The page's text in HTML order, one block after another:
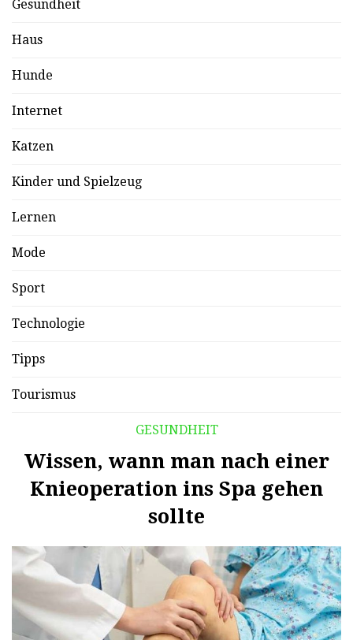
GESUNDHEIT
Wissen, wann man nach einer
Knieoperation ins Spa gehen
sollte
Gesundheit
Haus
Hunde
Internet
Katzen
Kinder und Spielzeug
Lernen
Mode
Sport
Technologie
Tipps
Tourismus